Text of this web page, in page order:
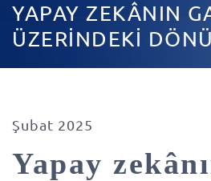
YAPAY ZEKÂNIN
ÜZERİNDEKİ
Şubat 2025
Yapay